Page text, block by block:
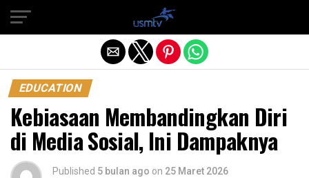
EDUCATION
Kebiasaan Membandingkan Diri
di Media Sosial, Ini Dampaknya
Published 5 bulan ago on 25 Maret 2026
Exit mobile version